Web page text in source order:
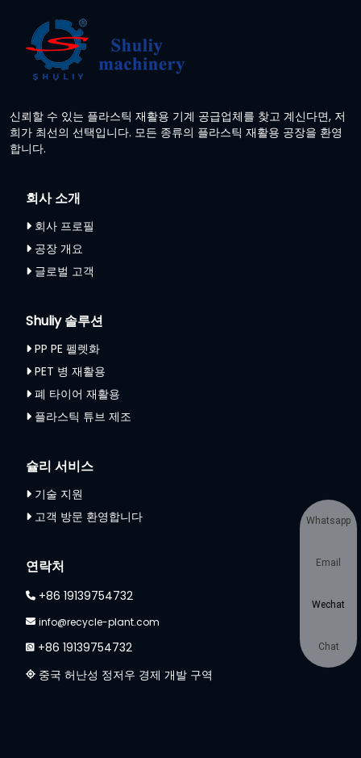
신뢰할 수 있는 플라스틱 재활용 기계 공급업체를 찾고 계신다면, 저
희가 최선의 선택입니다. 모든 종류의 플라스틱 재활용 공장을 환영
합니다.
회사 소개
회사 프로필
공장 개요
글로벌 고객
Shuliy 솔루션
PP PE 펠렛화
PET 병 재활용
폐 타이어 재활용
플라스틱 튜브 제조
슐리 서비스
기술 지원
고객 방문 환영합니다
연락처
+86 19139754732
info@recycle-plant.com
+86 19139754732
중국 허난성 정저우 경제 개발 구역
Whatsapp
Email
Wechat
Chat